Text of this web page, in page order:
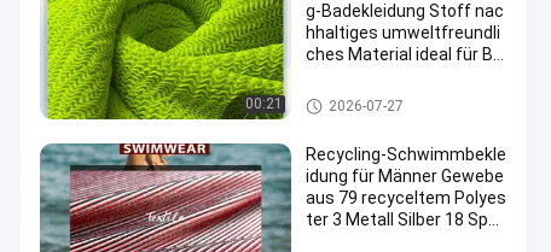
00:21
g-Badekleidung Stoff nac
hhaltiges umweltfreundli
ches Material ideal für Ba
ivität Kleidung
Aufbereitetes Badebekleidung
s-Gewebe
2026-07-27
Recycling-Schwimmbekle
idung für Männer Gewebe
aus 79 recyceltem Polyes
ter 3 Metall Silber 18 Spa